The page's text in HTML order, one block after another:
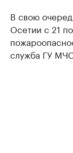
В свою
Осетии с 21
служба ГУ